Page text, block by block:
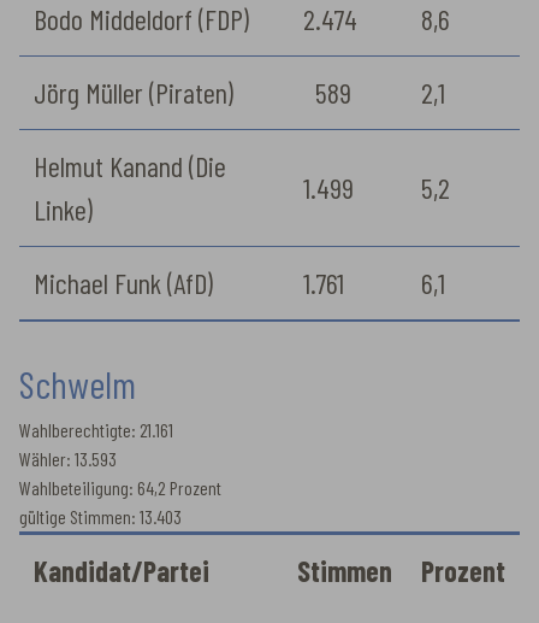
Bodo Middeldorf (FDP) 2.474 8,6
Jörg Müller (Piraten) 589 2,1
Helmut Kanand (Die
Linke)
1.499 5,2
Michael Funk (AfD) 1.761 6,1
Schwelm
Wahlberechtigte: 21.161
Wähler: 13.593
Wahlbeteiligung: 64,2 Prozent
gültige Stimmen: 13.403
Kandidat/Partei Stimmen Prozent